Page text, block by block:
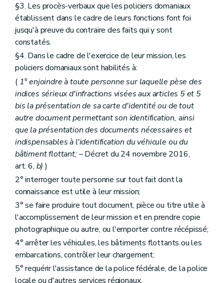
§3. Les procès-verbaux que les policiers domaniaux
établissent dans le cadre de leurs fonctions font foi
jusqu'à preuve du contraire des faits qui y sont
constatés.
§4. Dans le cadre de l'exercice de leur mission, les
policiers domaniaux sont habilités à:
( 1° enjoindre à toute personne sur laquelle pèse des
indices sérieux d'infractions visées aux articles 5 et 5
bis la présentation de sa carte d'identité ou de tout
autre document permettant son identification, ainsi
que la présentation des documents nécessaires et
indispensables à l'identification du véhicule ou du
bâtiment flottant;– Décret du 24 novembre 2016,
art. 6, b) )
2° interroger toute personne sur tout fait dont la
connaissance est utile à leur mission;
3° se faire produire tout document, pièce ou titre utile à
l'accomplissement de leur mission et en prendre copie
photographique ou autre, ou l'emporter contre récépissé;
4° arrêter les véhicules, les bâtiments flottants ou les
embarcations, contrôler leur chargement;
5° requérir l'assistance de la police fédérale, de la police
locale ou d'autres services régionaux.